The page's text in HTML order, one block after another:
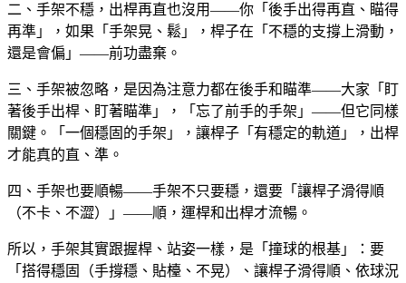
二、手架不穩，出桿再直也沒用——你「後手出得再直、瞄得
再準」，如果「手架晃、鬆」，桿子在「不穩的支撐上滑動，
還是會偏」——前功盡棄。
三、手架被忽略，是因為注意力都在後手和瞄準——大家「盯
著後手出桿、盯著瞄準」，「忘了前手的手架」——但它同樣
關鍵。「一個穩固的手架」，讓桿子「有穩定的軌道」，出桿
才能真的直、準。
四、手架也要順暢——手架不只要穩，還要「讓桿子滑得順
（不卡、不澀）」——順，運桿和出桿才流暢。
所以，手架其實跟握桿、站姿一樣，是「撞球的根基」：要
「搭得穩固（手撐穩、貼檯、不晃）、讓桿子滑得順、依球況